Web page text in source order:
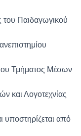
Παιδαγωγικού
Τμήματος Μέσων
και Λογοτεχνίας
από